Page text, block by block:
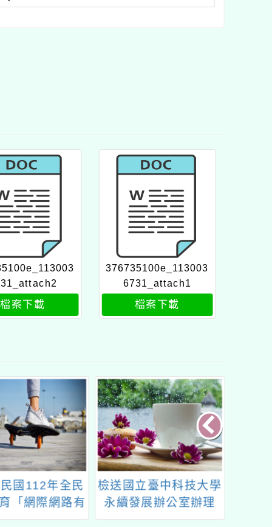
檔案下載
376735100e_113003
6731_attach1
檔案下載
國112年全民
「網際網路有
檢送國立臺中科技大學
永續發展辦公室辦理